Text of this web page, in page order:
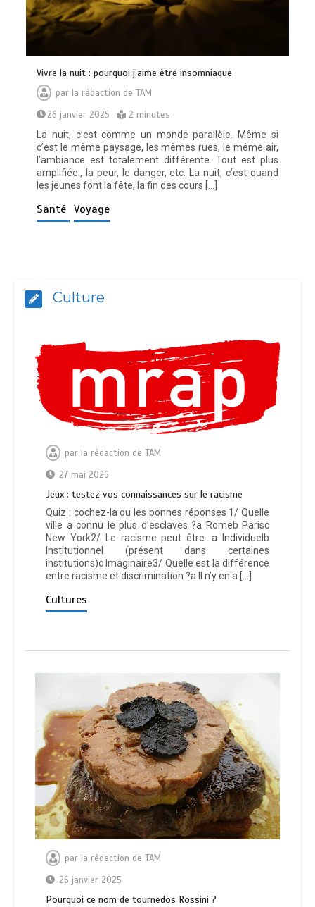
Vivre la nuit : pourquoi j’aime être insomniaque
par la rédaction de TAM
26 janvier 2025
2 minutes
La nuit, c’est comme un monde parallèle. Même si
c’est le même paysage, les mêmes rues, le même air,
l’ambiance est totalement différente. Tout est plus
amplifiée., la peur, le danger, etc. La nuit, c’est quand
les jeunes font la fête, la fin des cours […]
Santé Voyage
Culture
par la rédaction de TAM
27 mai 2026
Jeux : testez vos connaissances sur le racisme
Quiz : cochez-la ou les bonnes réponses 1/ Quelle
ville a connu le plus d’esclaves ?a Romeb Parisc
New York2/ Le racisme peut être :a Individuelb
Institutionnel (présent dans certaines
institutions)c Imaginaire3/ Quelle est la différence
entre racisme et discrimination ?a Il n’y en a […]
Cultures
par la rédaction de TAM
26 janvier 2025
Pourquoi ce nom de tournedos Rossini ?